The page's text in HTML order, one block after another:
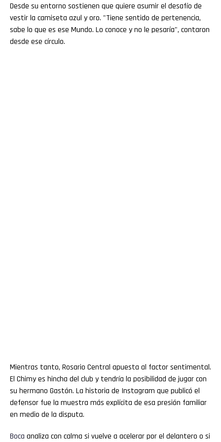
Desde su entorno sostienen que quiere asumir el desafío de
vestir la camiseta azul y oro. "Tiene sentido de pertenencia,
sabe lo que es ese Mundo. Lo conoce y no le pesaría", contaron
desde ese círculo.
Mientras tanto, Rosario Central apuesta al factor sentimental.
El Chimy es hincha del club y tendría la posibilidad de jugar con
su hermano Gastón. La historia de Instagram que publicó el
defensor fue la muestra más explícita de esa presión familiar
en medio de la disputa.
Boca analiza con calma si vuelve a acelerar por el delantero o si